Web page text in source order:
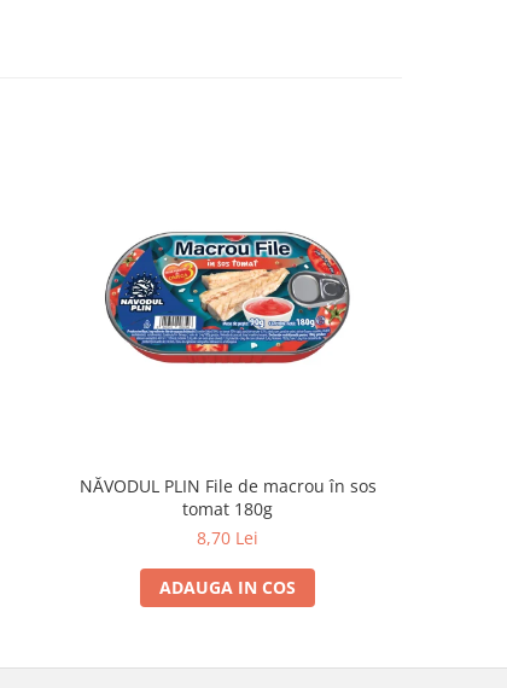
NĂVODUL PLIN File de macrou în sos
tomat 180g
8,70 Lei
ADAUGA IN COS